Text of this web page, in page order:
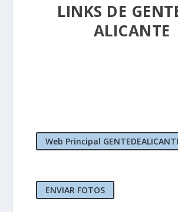
LINKS DE
ALICANTE
Web Principal
ENVIAR FOTOS